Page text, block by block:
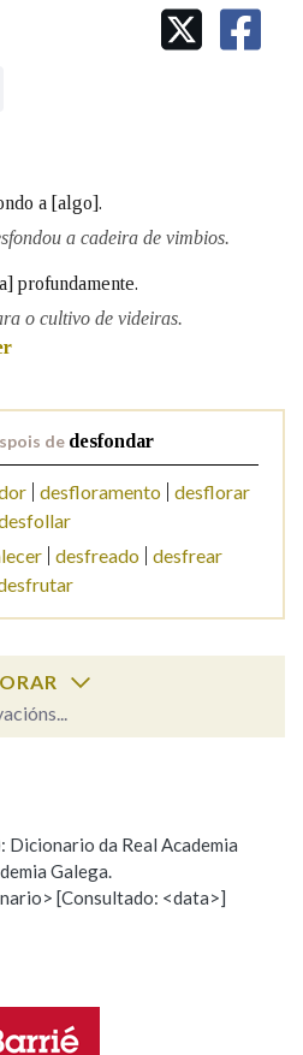
IDENTIDADE CORPORATIVA
MARCIAL DEL ADALID
FIGURAS HOMENAXEADAS
a [algo].
a cadeira de vimbios.
profundamente.
o cultivo de videiras.
de desfondar
desfloramento
desflorar
desfreado desfrear
un erro na palabra
Dicionario da Real Academia
Galega.
[Consultado: <data>]